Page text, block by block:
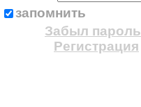
запомнить
Забыл пароль
Регистрация